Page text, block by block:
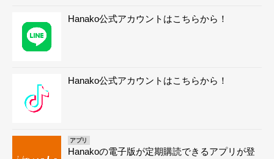
Hanako公式アカウントはこちらから！
Hanako公式アカウントはこちらから！
アプリ
Hanakoの電子版が定期購読できるアプリが登